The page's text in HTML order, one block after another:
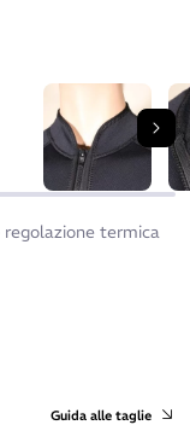
termica
Guida alle taglie